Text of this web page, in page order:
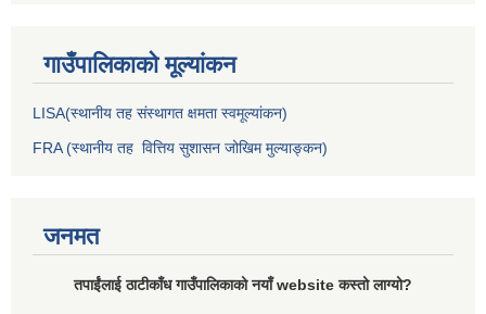
गाउँपालिकाकाे मूल्यांकन
LISA(स्थानीय तह संस्थागत क्षमता स्वमूल्यांकन)
FRA (स्थानीय तह वित्तिय सुशासन जोखिम मुल्याङ्कन)
जनमत
तपाईंलाई ठाटीकाँध गाउँपालिकाको नयाँ website कस्तो लाग्यो?